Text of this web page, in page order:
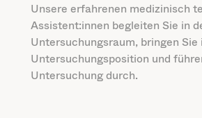
Unsere erfahrenen medizinisch
Assistent:innen begleiten Sie in
Untersuchungsraum, bringen
Untersuchungsposition und
Untersuchung durch.